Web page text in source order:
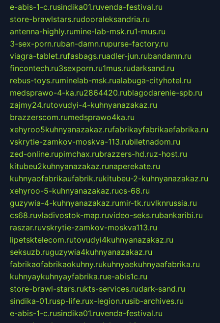
e-abis-1-c.rusindika01.ruvenda-festival.ru
store-brawlstars.rudooraleksandria.ru
antenna-highly.rumine-lab-msk.ru1-mus.ru
3-sex-porn.ruban-damn.rupurse-factory.ru
viagra-tablet.rufasbags.ruadler-jun.rubandamn.ru
fincontech.ru3sexporn.ru1mus.rudarksand.ru
rebus-toys.ruminelab-msk.rualabuga-cityhotel.ru
medsprawo-4-ka.ru2864420.rublagodarenie-spb.ru
zajmy24.rutovudyi-4-kuhnyanazakaz.ru
brazzerscom.rumedsprawo4ka.ru
xehyroo5kuhnyanazakaz.rufabrikayfabrikaefabrika.ru
vskrytie-zamkov-moskva-113.rubiletnadom.ru
zed-online.rupimchax.rubrazzers-hd.ruz-host.ru
kitubeu2kuhnyanazakaz.runaperekate.ru
kuhnyaofabrikaufabrik.rukitubeu-2-kuhnyanazakaz.ru
xehyroo-5-kuhnyanazakaz.rucs-68.ru
guzywia-4-kuhnyanazakaz.rumir-tk.ruvlknrussia.ru
cs68.ruvladivostok-map.ruvideo-seks.rubankaribi.ru
raszar.ruvskrytie-zamkov-moskva113.ru
lipetsktelecom.rutovudyi4kuhnyanazakaz.ru
seksuzb.ruguzywia4kuhnyanazakaz.ru
fabrikaofabrikaokuhny.rukuhnyaekuhnyaafabrika.ru
kuhnyaykuhnyayfabrika.rue-abis1c.ru
store-brawl-stars.rukts-services.rudark-sand.ru
sindika-01.rusp-life.rux-legion.rusib-archives.ru
e-abis-1-c.rusindika01.ruvenda-festival.ru